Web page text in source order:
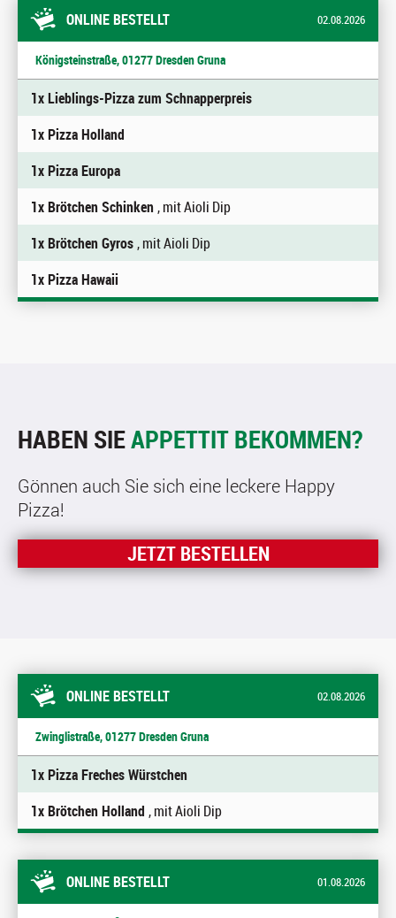
ONLINE BESTELLT 02.08.2026
Königsteinstraße, 01277 Dresden Gruna
1x Lieblings-Pizza zum Schnapperpreis
1x Pizza Holland
1x Pizza Europa
1x Brötchen Schinken, mit Aioli Dip
1x Brötchen Gyros, mit Aioli Dip
1x Pizza Hawaii
HABEN SIEAPPETTIT BEKOMMEN?
Gönnen auch Sie sich eine leckere Happy
Pizza!
JETZT BESTELLEN
ONLINE BESTELLT 02.08.2026
Zwinglistraße, 01277 Dresden Gruna
1x Pizza Freches Würstchen
1x Brötchen Holland , mit Aioli Dip
ONLINE BESTELLT 01.08.2026